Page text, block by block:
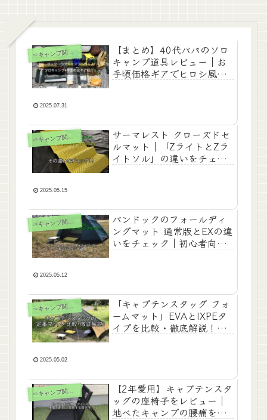
⇒
キャンプ関連記事
【まとめ】40代パパのソロ
キャンプ道具レビュー｜お
手頃価格ギアでヒロシ風無
2025.07.31
⇒
キャンプ関連記事
サーマレスト クローズドセ
ルマット｜「ZライトとZラ
イトソル」の違いをチェッ
2025.05.15
⇒
キャンプ関連記事
バンドックのフォールディ
ングマット 通常版とEXの違
いをチェック｜初心者向け
2025.05.12
⇒
キャンプ関連記事
「キャプテンスタッグ フォ
ームマット」EVAとIXPEタ
イプを比較・徹底解説！｜
2025.05.02
⇒
キャンプ関連記事
【2年愛用】キャプテンスタ
ッグの座椅子をレビュー｜
地べたキャンプの腰痛を劇